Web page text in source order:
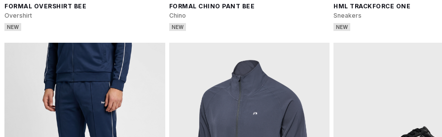
FORMAL OVERSHIRT BEE
Overshirt
NEW
FORMAL CHINO PANT BEE
Chino
NEW
HML TRACKFORCE ONE
Sneakers
NEW